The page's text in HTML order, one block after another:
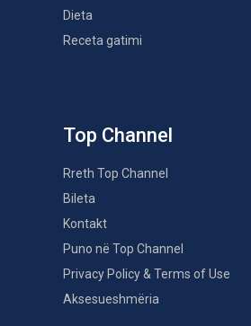
Dieta
Receta gatimi
Top Channel
Rreth Top Channel
Bileta
Kontakt
Puno në Top Channel
Privacy Policy & Terms of Use
Aksesueshmëria